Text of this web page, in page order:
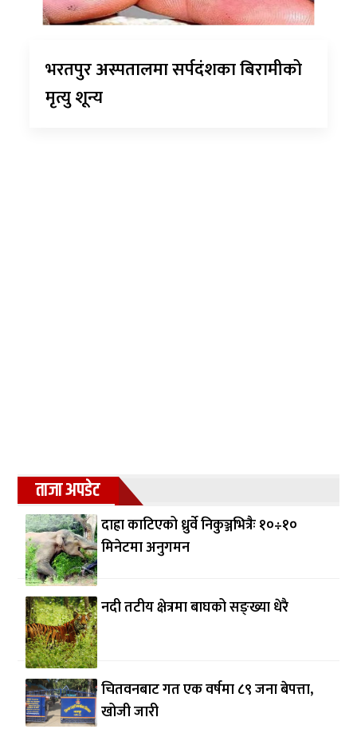
भरतपुर अस्पतालमा सर्पदंशका बिरामीको
मृत्यु शून्य
ताजा अपडेट
दाह्रा काटिएको ध्रुर्वे निकुञ्जभित्रैः १०÷१०
मिनेटमा अनुगमन
नदी तटीय क्षेत्रमा बाघको सङ्ख्या धेरै
चितवनबाट गत एक वर्षमा ८९ जना बेपत्ता,
खोजी जारी